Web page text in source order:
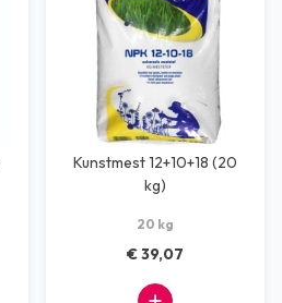
Kunstmest 12+10+18 (20
kg)
20 kg
€ 39,07